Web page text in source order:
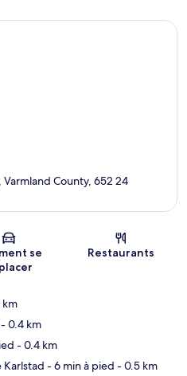
Carte
County, 652 24
se
Restaurants
km
- 0.4 km
- 0.4 km
- 6 min à pied - 0.5 km